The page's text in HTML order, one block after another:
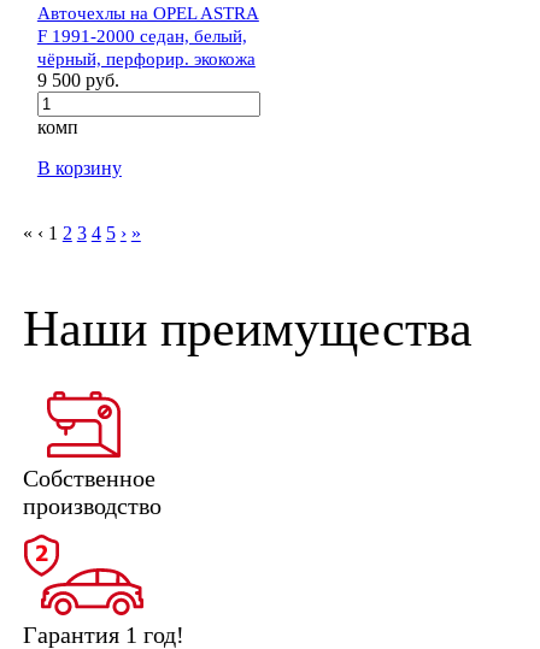
Авточехлы на OPEL ASTRA
F 1991-2000 седан, белый,
чёрный, перфорир. экокожа
9 500 руб.
комп
В корзину
« ‹ 1 2 3 4 5 › »
Наши преимущества
Собственное
производство
Гарантия 1 год!